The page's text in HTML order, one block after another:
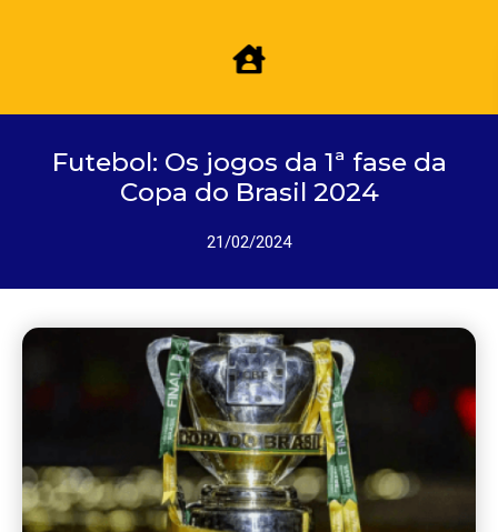
Futebol: Os jogos da 1ª fase da
Copa do Brasil 2024
21/02/2024